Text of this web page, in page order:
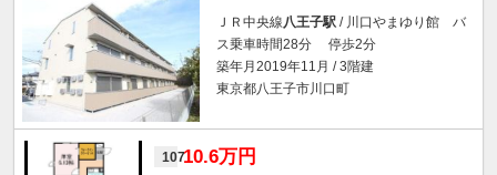
ＪＲ中央線八王子駅 / 川口やまゆり館 バ
ス乗車時間28分 停歩2分
築年月2019年11月 / 3階建
東京都八王子市川口町
10710.6万円